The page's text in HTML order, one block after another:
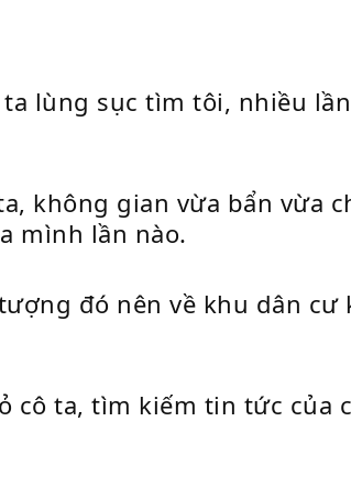
lùng sục tìm tôi, nhiều
không gian vừa bẩn vừa
mình lần nào.
đó nên về khu dân cư
ta, tìm kiếm tin tức của